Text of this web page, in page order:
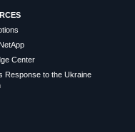
Center
Response to the Ukraine